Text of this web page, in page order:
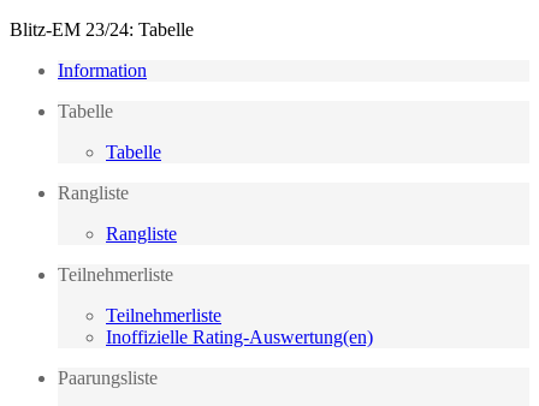
Blitz-EM 23/24: Tabelle
Information
Tabelle
Tabelle
Rangliste
Rangliste
Teilnehmerliste
Teilnehmerliste
Inoffizielle Rating-Auswertung(en)
Paarungsliste